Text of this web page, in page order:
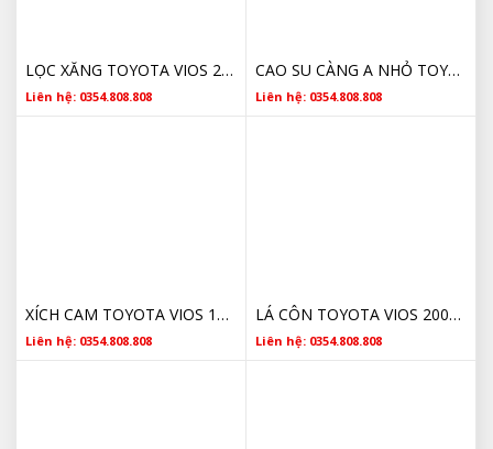
LỌC XĂNG TOYOTA VIOS 2330021010 2002 2003 2004 2005 2006 2007 2008 2009 2010 2011 2012 2013 2014 2015 2016 2017 CHÍNH HÃNG
Liên hệ: 0354.808.808
CAO SU CÀNG A NHỎ TOYOTA 486540D120 2014 2015 2016 2017 2018 2019 2020 2021 2022 2023
Liên hệ: 0354.808.808
XÍCH CAM TOYOTA VIOS 1350621030 2002 2003 2004 2005 2006 2007 2008 2009 2010 2011 2012 2013 2014 2015 2016 2017 CHÍNH HÃNG
Liên hệ: 0354.808.808
LÁ CÔN TOYOTA VIOS 2002 2003 2004 2005 2006 2007 2008 2009 2010 2011 2012 2013 2014 2015 2016 2017 3123012191 CHÍNH HÃNG
Liên hệ: 0354.808.808